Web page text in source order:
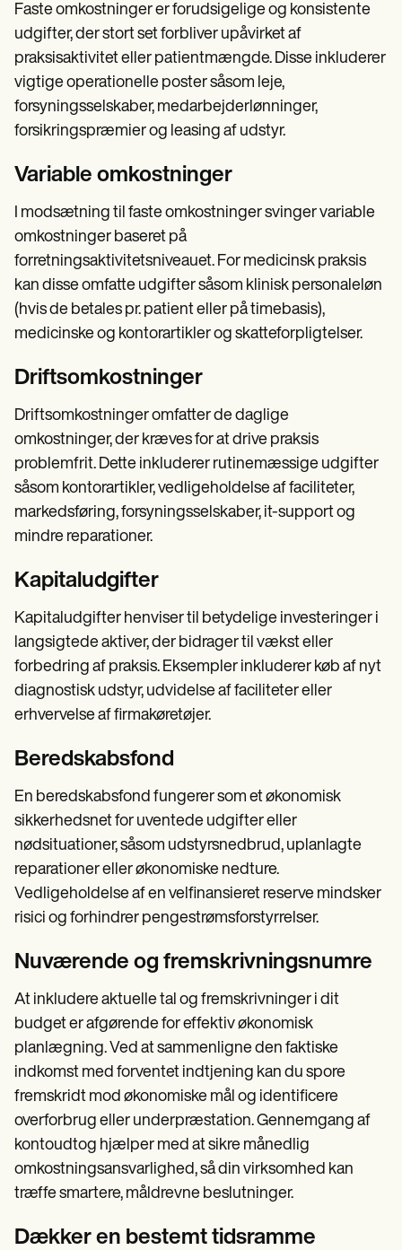
Faste omkostninger er forudsigelige og konsistente
udgifter, der stort set forbliver upåvirket af
praksisaktivitet eller patientmængde. Disse inkluderer
vigtige operationelle poster såsom leje,
forsyningsselskaber, medarbejderlønninger,
forsikringspræmier og leasing af udstyr.
Variable omkostninger
I modsætning til faste omkostninger svinger variable
omkostninger baseret på
forretningsaktivitetsniveauet. For medicinsk praksis
kan disse omfatte udgifter såsom klinisk personaleløn
(hvis de betales pr. patient eller på timebasis),
medicinske og kontorartikler og skatteforpligtelser.
Driftsomkostninger
Driftsomkostninger omfatter de daglige
omkostninger, der kræves for at drive praksis
problemfrit. Dette inkluderer rutinemæssige udgifter
såsom kontorartikler, vedligeholdelse af faciliteter,
markedsføring, forsyningsselskaber, it-support og
mindre reparationer.
Kapitaludgifter
Kapitaludgifter henviser til betydelige investeringer i
langsigtede aktiver, der bidrager til vækst eller
forbedring af praksis. Eksempler inkluderer køb af nyt
diagnostisk udstyr, udvidelse af faciliteter eller
erhvervelse af firmakøretøjer.
Beredskabsfond
En beredskabsfond fungerer som et økonomisk
sikkerhedsnet for uventede udgifter eller
nødsituationer, såsom udstyrsnedbrud, uplanlagte
reparationer eller økonomiske nedture.
Vedligeholdelse af en velfinansieret reserve mindsker
risici og forhindrer pengestrømsforstyrrelser.
Nuværende og fremskrivningsnumre
At inkludere aktuelle tal og fremskrivninger i dit
budget er afgørende for effektiv økonomisk
planlægning. Ved at sammenligne den faktiske
indkomst med forventet indtjening kan du spore
fremskridt mod økonomiske mål og identificere
overforbrug eller underpræstation. Gennemgang af
kontoudtog hjælper med at sikre månedlig
omkostningsansvarlighed, så din virksomhed kan
træffe smartere, måldrevne beslutninger.
Dækker en bestemt tidsramme